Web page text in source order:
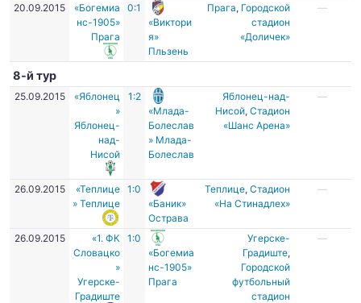
20.09.2015
«Богемиа
нс-1905»
Прага
0:1
«Виктори
я»
Пльзень
Прага, Городской
стадион
«Доличек»
—
8-й тур
25.09.2015
«Яблонец
»
Яблонец-
над-
Нисой
1:2
«Млада-
Болеслав
» Млада-
Болеслав
Яблонец-над-
Нисой,Стадион
«Шанс Арена»
—
26.09.2015
«Теплице
» Теплице
1:0
«Баник»
Острава
Теплице,Стадион
«На Стинадлех»
—
26.09.2015
«1. ФК
Словацко
»
Угерске-
Градиште
1:0
«Богемиа
нс-1905»
Прага
Угерске-
Градиште,
Городской
футбольный
стадион
—